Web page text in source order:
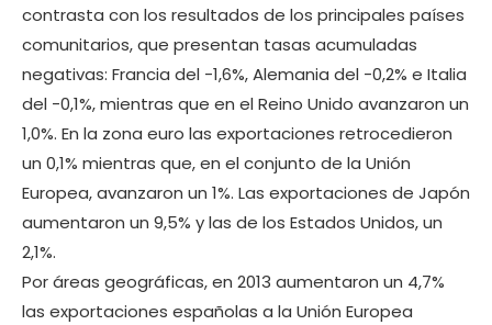
contrasta con los resultados de los principales países
comunitarios, que presentan tasas acumuladas
negativas: Francia del -1,6%, Alemania del -0,2% e Italia
del -0,1%, mientras que en el Reino Unido avanzaron un
1,0%. En la zona euro las exportaciones retrocedieron
un 0,1% mientras que, en el conjunto de la Unión
Europea, avanzaron un 1%. Las exportaciones de Japón
aumentaron un 9,5% y las de los Estados Unidos, un
2,1%.
Por áreas geográficas, en 2013 aumentaron un 4,7%
las exportaciones españolas a la Unión Europea